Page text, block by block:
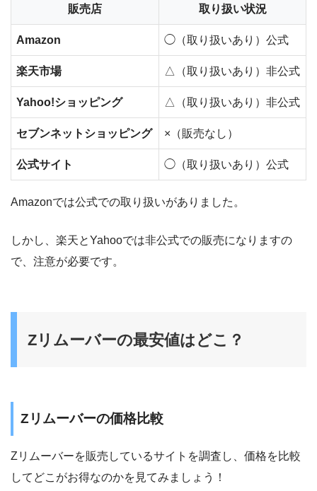
販売店 取り扱い状況
Amazon ◯（取り扱いあり）公式
楽天市場 △（取り扱いあり）非公式
Yahoo!ショッピング △（取り扱いあり）非公式
セブンネットショッピング ×（販売なし）
公式サイト ◯（取り扱いあり）公式
Amazonでは公式での取り扱いがありました。
しかし、楽天とYahooでは非公式での販売になりますの
で、注意が必要です。
Zリムーバーの最安値はどこ？
Zリムーバーの価格比較
Zリムーバーを販売しているサイトを調査し、価格を比較
してどこがお得なのかを見てみましょう！